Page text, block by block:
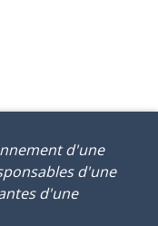
d'une
d'une
d'une